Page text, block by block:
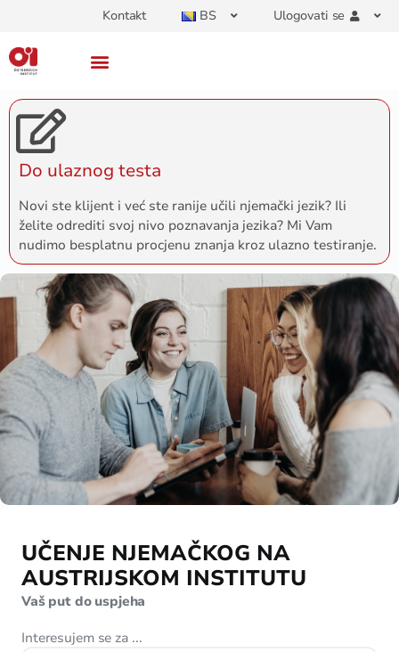
Kontakt BS Ulogovati se
Do ulaznog testa
Novi ste klijent i već ste ranije učili njemački jezik? Ili
želite odrediti svoj nivo poznavanja jezika? Mi Vam
nudimo besplatnu procjenu znanja kroz ulazno testiranje.
UČENJE NJEMAČKOG NA
AUSTRIJSKOM INSTITUTU
Vaš put do uspjeha
Interesujem se za ...